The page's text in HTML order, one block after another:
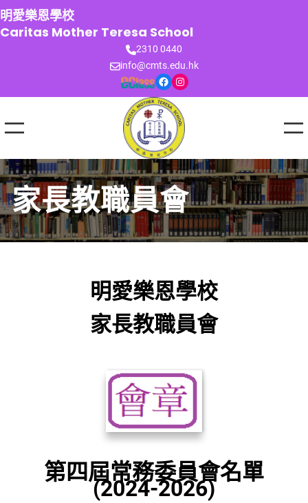
跳
至
主
明愛樂恩學校
Caritas Mother Teresa School
2310 0440
info@cmts.edu.hk
Facebook Instagram
家長教職員會
明愛樂恩學校
家長教職員會
第四屆常務委員會名單
(2024-2026)